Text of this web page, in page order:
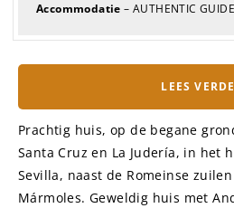
Accommodatie – AUTHENTIC
LEES
Prachtig huis, op de begane
Santa Cruz en La Judería, in het
Sevilla, naast de Romeinse
Mármoles. Geweldig huis met